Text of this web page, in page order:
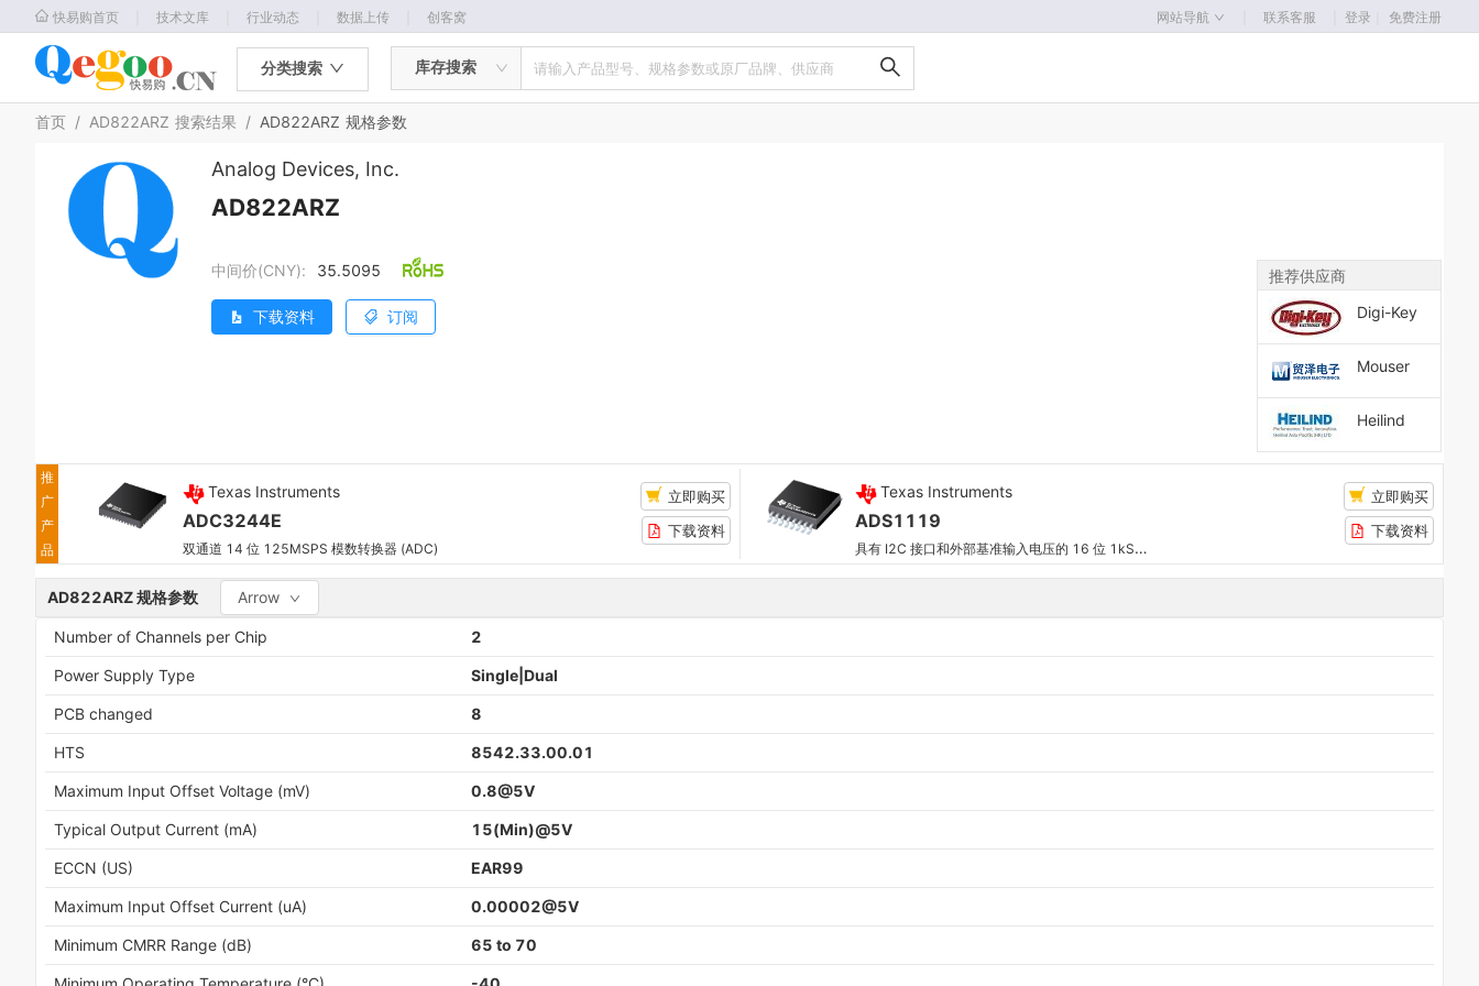
登录 免费注册
快易购首页 技术文库 行业动态 数据上传 创客窝 网站导航 联系客服
分类搜索 库存搜索 请输入产品型号、规格参数或原厂品牌、供应商
首页 / AD822ARZ 搜索结果 / AD822ARZ 规格参数
Analog Devices, Inc.
AD822ARZ
中间价(CNY): 35.5095
下载资料 订阅
推荐供应商
Digi-Key
Mouser
Heilind
推
广
产
品
Texas Instruments
ADC3244E
双通道 14 位 125MSPS 模数转换器 (ADC)
立即购买
下载资料
Texas Instruments
ADS1119
具有 I2C 接口和外部基准输入电压的 16 位 1kSPS 4 通道通用 Δ-Σ ADC
立即购买
下载资料
AD822ARZ规格参数 Arrow
Number of Channels per Chip 2
Power Supply Type Single|Dual
PCB changed 8
HTS 8542.33.00.01
Maximum Input Offset Voltage (mV) 0.8@5V
Typical Output Current (mA) 15(Min)@5V
ECCN (US) EAR99
Maximum Input Offset Current (uA) 0.00002@5V
Minimum CMRR Range (dB) 65 to 70